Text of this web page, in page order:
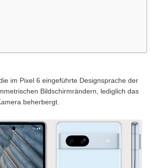
im Pixel 6 eingeführte Designsprache der
Bildschirmrändern, lediglich das
beherbergt.